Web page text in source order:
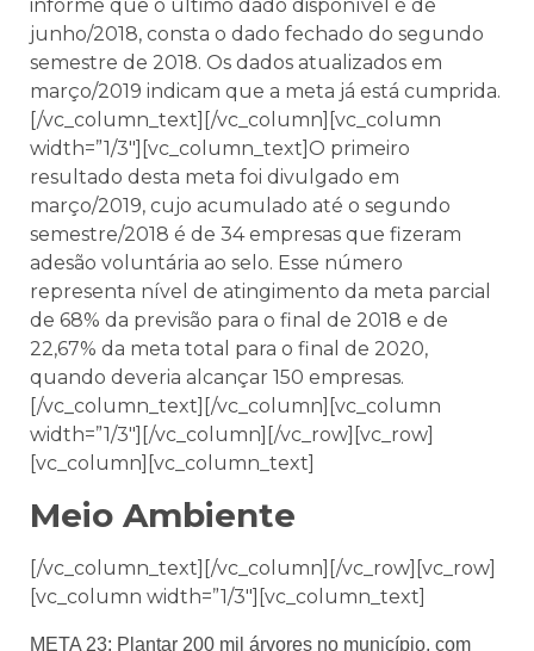
informe que o último dado disponível é de
junho/2018, consta o dado fechado do segundo
semestre de 2018. Os dados atualizados em
março/2019 indicam que a meta já está cumprida.
[/vc_column_text][/vc_column][vc_column
width=”1/3″][vc_column_text]O primeiro
resultado desta meta foi divulgado em
março/2019, cujo acumulado até o segundo
semestre/2018 é de 34 empresas que fizeram
adesão voluntária ao selo. Esse número
representa nível de atingimento da meta parcial
de 68% da previsão para o final de 2018 e de
22,67% da meta total para o final de 2020,
quando deveria alcançar 150 empresas.
[/vc_column_text][/vc_column][vc_column
width=”1/3″][/vc_column][/vc_row][vc_row]
[vc_column][vc_column_text]
Meio Ambiente
[/vc_column_text][/vc_column][/vc_row][vc_row]
[vc_column width=”1/3″][vc_column_text]
META 23: Plantar 200 mil árvores no município, com